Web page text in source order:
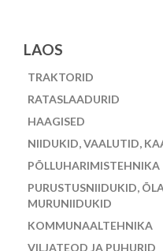
LAOS
TRAKTORID
RATASLAADURID
HAAGISED
NIIDUKID, VAALUTID,
PÕLLUHARIMISTEHNIKA
PURUSTUSNIIDUKID,
MURUNIIDUKID
KOMMUNAALTEHNIKA
VILJATEOD JA PUHURID